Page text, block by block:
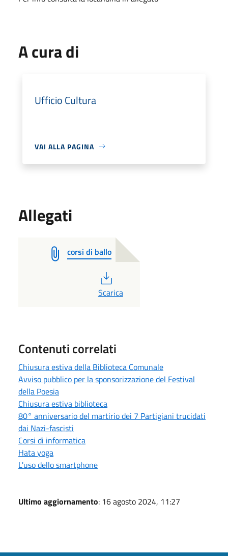
A cura di
Ufficio Cultura
VAI ALLA PAGINA
Allegati
corsi di ballo
PDF
Scarica
Contenuti correlati
Chiusura estiva della Biblioteca Comunale
Avviso pubblico per la sponsorizzazione del Festival
della Poesia
Chiusura estiva biblioteca
80° anniversario del martirio dei 7 Partigiani trucidati
dai Nazi-fascisti
Corsi di informatica
Hata yoga
L'uso dello smartphone
Ultimo aggiornamento: 16 agosto 2024, 11:27